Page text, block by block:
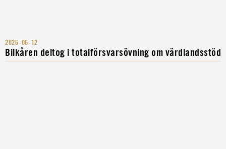
2026-06-12
Bilkåren deltog i totalförsvarsövning om värdlandsstöd